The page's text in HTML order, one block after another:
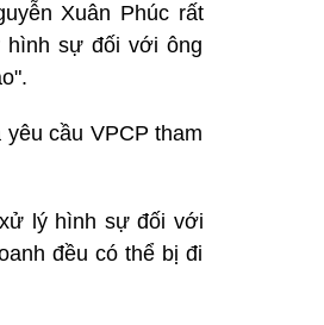
Xuân Phúc rất
hình sự đối với ông
cầu VPCP tham
lý hình sự đối với
đều có thể bị đi